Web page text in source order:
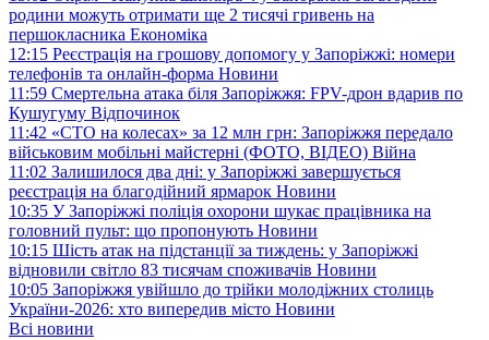
родини можуть отримати ще 2 тисячі гривень на
першокласника Економіка
12:15 Реєстрація на грошову допомогу у Запоріжжі: номери
телефонів та онлайн-форма Новини
11:59 Смертельна атака біля Запоріжжя: FPV-дрон вдарив по
Кушугуму Відпочинок
11:42 «СТО на колесах» за 12 млн грн: Запоріжжя передало
військовим мобільні майстерні (ФОТО, ВІДЕО) Війна
11:02 Залишилося два дні: у Запоріжжі завершується
реєстрація на благодійний ярмарок Новини
10:35 У Запоріжжі поліція охорони шукає працівника на
головний пульт: що пропонують Новини
10:15 Шість атак на підстанції за тиждень: у Запоріжжі
відновили світло 83 тисячам споживачів Новини
10:05 Запоріжжя увійшло до трійки молодіжних столиць
України-2026: хто випередив місто Новини
Всі новини